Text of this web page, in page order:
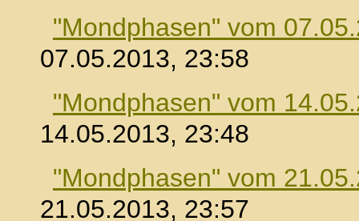
"Mondphasen" vom
07.05.2013, 23:58
"Mondphasen" vom
14.05.2013, 23:48
"Mondphasen" vom
21.05.2013, 23:57